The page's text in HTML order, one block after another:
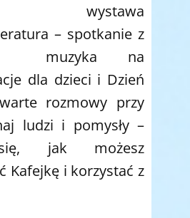
wystawa
– spotkanie z
muzyka na
dla dzieci i Dzień
rozmowy przy
ludzi i pomysły –
jak możesz
Kafejkę i korzystać z